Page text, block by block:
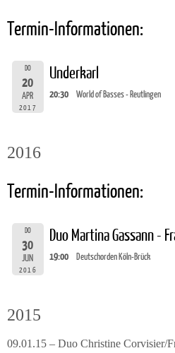
Termin-Informationen:
DO
20
APR
2017
Underkarl
20:30 World of Basses - Reutlingen
2016
Termin-Informationen:
DO
30
JUN
2016
Duo Martina Gassann -
19:00 Deutschorden Köln-Brück
2015
09.01.15 – Duo Christine Corvisier/